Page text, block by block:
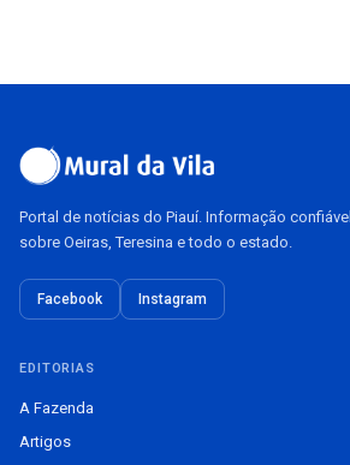
Portal de notícias do Piauí. Informação confiável
sobre Oeiras, Teresina e todo o estado.
Facebook Instagram
EDITORIAS
A Fazenda
Artigos